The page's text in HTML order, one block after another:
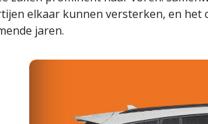
elkaar kunnen versterken, en het
jaren.